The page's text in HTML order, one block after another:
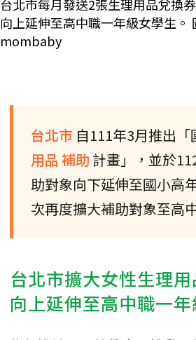
台北市每月發送2張生理用品兌換
向上延伸至高中職一年級女學生。
mombaby
台北市 自111年3月推出「
用品 補助 計畫」，並於
助對象向下延伸至國小高
次再度擴大補助對象至高
台北市擴大女性生理用
向上延伸至高中職一